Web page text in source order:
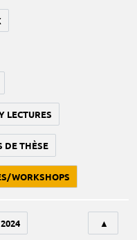
LECTURES
DE THÈSE
WORKSHOPS
2024 ▲